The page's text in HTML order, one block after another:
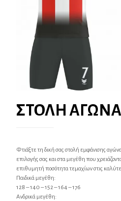
ΣΤΟΛΗ ΑΓΩΝΑ
Φτιάξτε τη δική σας στολή εμφάνισης
επιλογής σας και στα μεγέθη που
επιθυμητή ποσότητα τεμαχίων στις
Παιδικά μεγέθη:
128 – 140 – 152 – 164 – 176
Ανδρικά μεγέθη: